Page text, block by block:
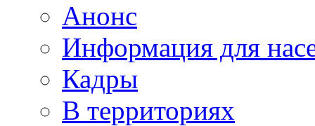
Анонс
Информация для
Кадры
В территориях